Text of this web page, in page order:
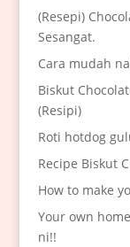
(Resepi)
Sesangat.
Cara mudah
Biskut
(Resipi)
Roti hotdog
Recipe Biskut
How to make
Your own
ni!!